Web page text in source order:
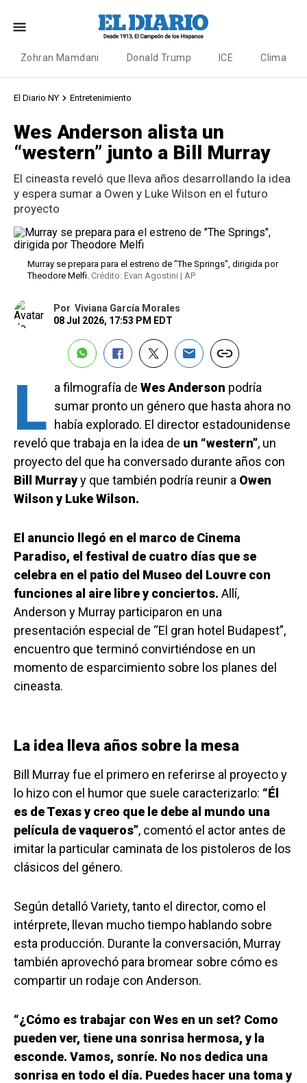
Zohran Mamdani Donald Trump ICE Clima
El Diario NY Entretenimiento
Wes Anderson alista un
“western” junto a Bill Murray
El cineasta reveló que lleva años desarrollando la idea
y espera sumar a Owen y Luke Wilson en el futuro
proyecto
Murray se prepara para el estreno de "The Springs", dirigida por
Theodore Melfi. Crédito: Evan Agostini | AP
Por Viviana García Morales
08 Jul 2026, 17:53 PM EDT
L a filmografía de Wes Anderson podría
sumar pronto un género que hasta ahora no
había explorado. El director estadounidense
reveló que trabaja en la idea de un “western”, un
proyecto del que ha conversado durante años con
Bill Murrayy que también podría reunir a Owen
Wilson y Luke Wilson.
El anuncio llegó en el marco de Cinema
Paradiso, el festival de cuatro días que se
celebra en el patio del Museo del Louvre con
funciones al aire libre y conciertos. Allí,
Anderson y Murray participaron en una
presentación especial de “El gran hotel Budapest”,
encuentro que terminó convirtiéndose en un
momento de esparcimiento sobre los planes del
cineasta.
La idea lleva años sobre la mesa
Bill Murray fue el primero en referirse al proyecto y
lo hizo con el humor que suele caracterizarlo: “Él
es de Texas y creo que le debe al mundo una
película de vaqueros”, comentó el actor antes de
imitar la particular caminata de los pistoleros de los
clásicos del género.
Según detalló Variety, tanto el director, como el
intérprete, llevan mucho tiempo hablando sobre
esta producción. Durante la conversación, Murray
también aprovechó para bromear sobre cómo es
compartir un rodaje con Anderson.
“¿Cómo es trabajar con Wes en un set? Como
pueden ver, tiene una sonrisa hermosa, y la
esconde. Vamos, sonríe. No nos dedica una
sonrisa en todo el día. Puedes hacer una toma y